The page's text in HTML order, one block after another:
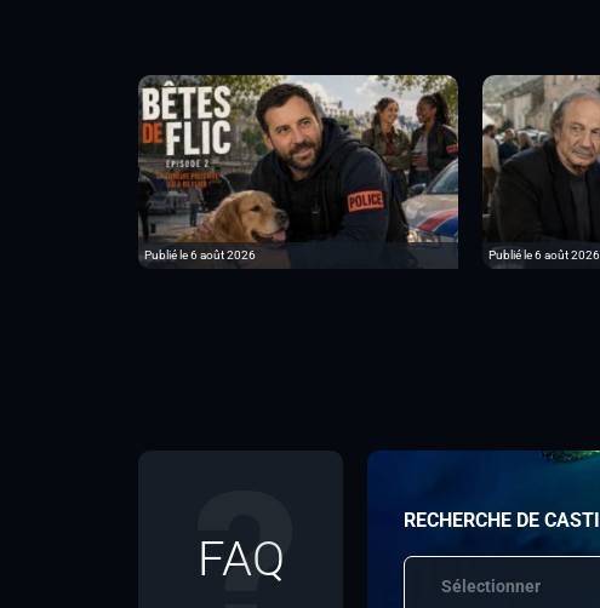
Publié le 6 août 2026 Publié le 6 août 2026
FAQ
RECHERCHE DE
Sélectionner